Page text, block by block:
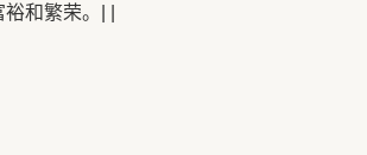
和繁荣。| |